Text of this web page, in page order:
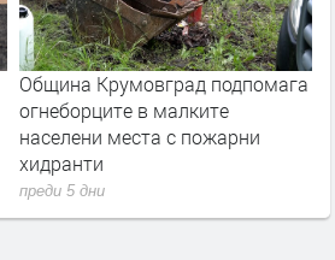
Община Крумовград подпомага
огнеборците в малките
населени места с пожарни
хидранти
преди 5 дни